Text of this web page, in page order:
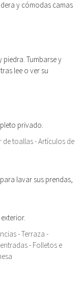
y cómodas camas
Tumbarse y
lee o ver su
privado.
de toallas - Artículos de
lavar sus prendas,
- Terraza -
- Folletos e